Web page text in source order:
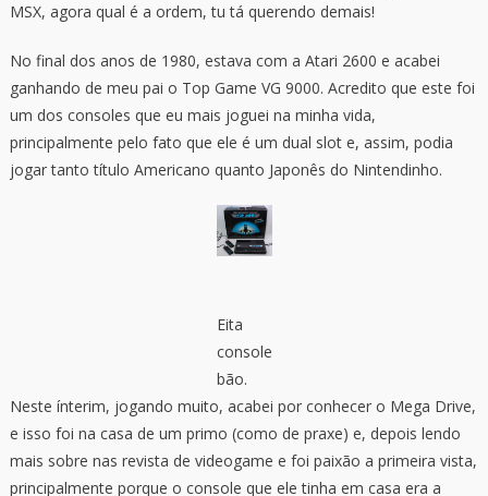
MSX, agora qual é a ordem, tu tá querendo demais!
No final dos anos de 1980, estava com a Atari 2600 e acabei
ganhando de meu pai o Top Game VG 9000. Acredito que este foi
um dos consoles que eu mais joguei na minha vida,
principalmente pelo fato que ele é um dual slot e, assim, podia
jogar tanto título Americano quanto Japonês do Nintendinho.
Eita
console
bão.
Neste ínterim, jogando muito, acabei por conhecer o Mega Drive,
e isso foi na casa de um primo (como de praxe) e, depois lendo
mais sobre nas revista de videogame e foi paixão a primeira vista,
principalmente porque o console que ele tinha em casa era a